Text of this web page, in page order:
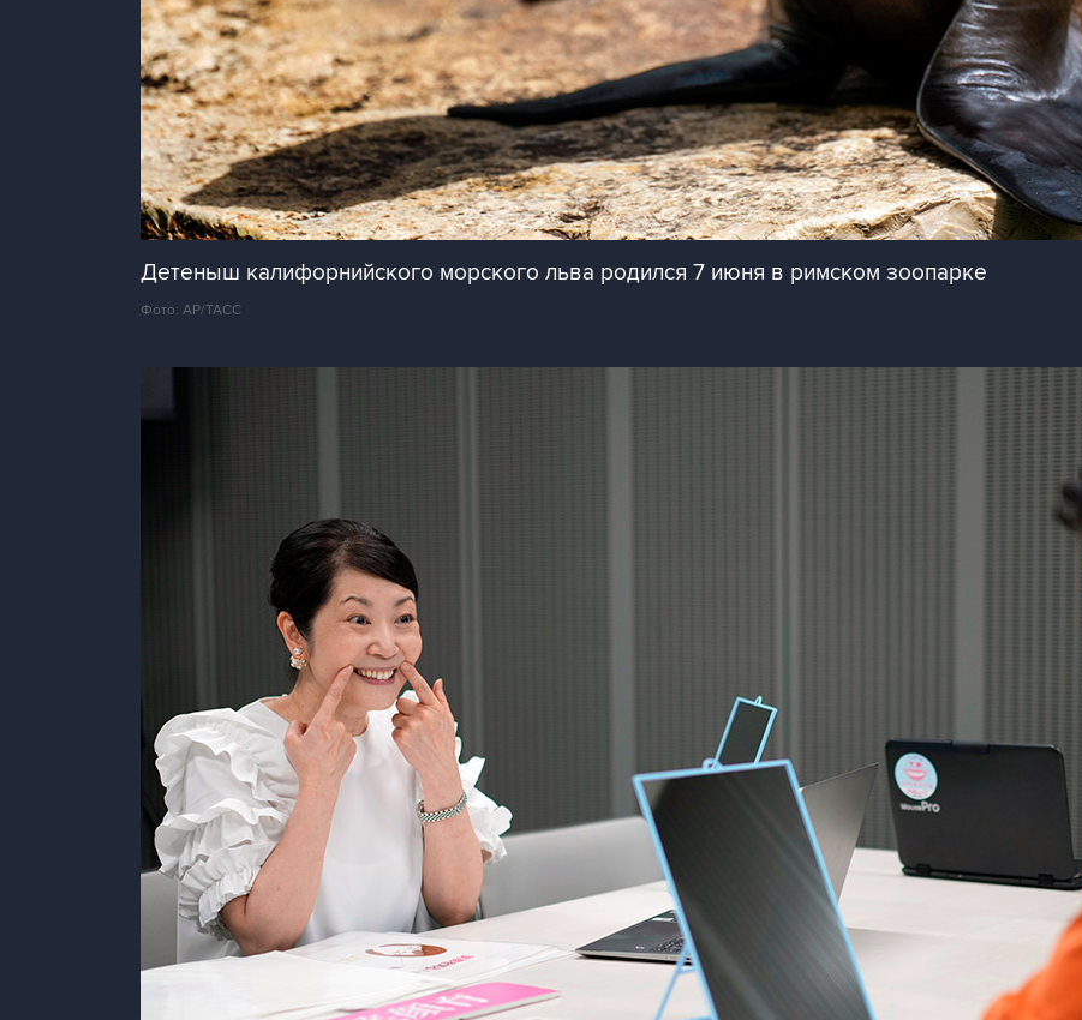
Детеныш калифорнийского морского льва родился 7 июня в римском зоопарке
Фото: AP/ТАСС